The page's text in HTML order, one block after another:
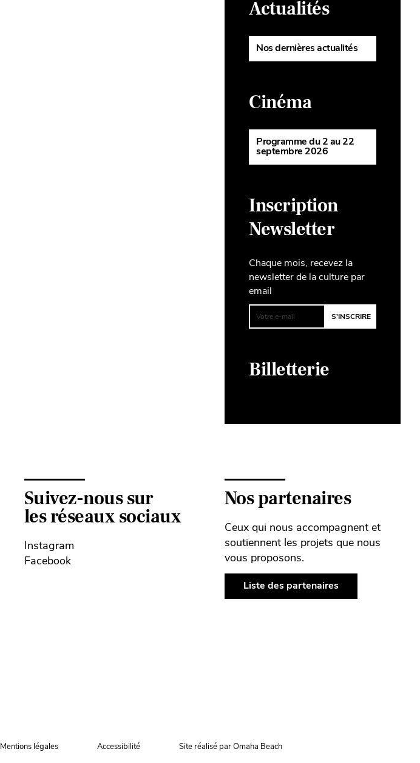
Actualités
Nos dernières actualités
Cinéma
Programme du 2 au 22
septembre 2026
Inscription
Newsletter
Chaque mois, recevez la
newsletter de la culture par
email
Billetterie
Suivez-nous sur
les réseaux sociaux
Instagram
Facebook
Nos partenaires
Ceux qui nous accompagnent et
soutiennent les projets que nous
vous proposons.
Liste des partenaires
Mentions légales Accessibilité Site réalisé par Omaha Beach